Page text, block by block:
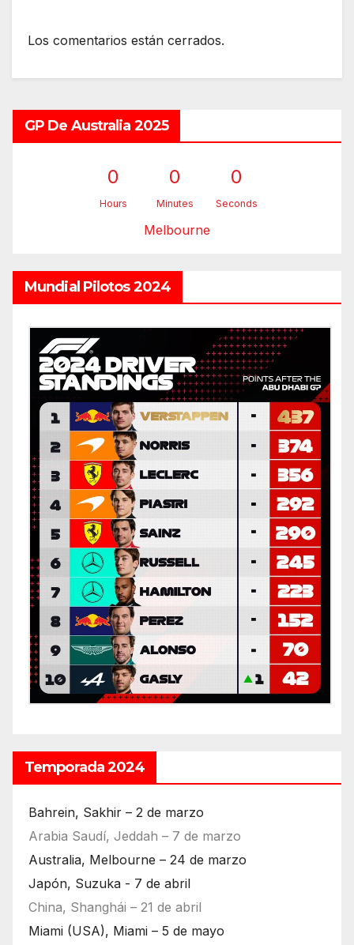
Los comentarios están cerrados.
GP De Australia 2025
0
Hours
0
Minutes
0
Seconds
Melbourne
Mundial Pilotos 2024
Temporada 2024
Bahrein, Sakhir – 2 de marzo
Arabia Saudí, Jeddah – 7 de marzo
Australia, Melbourne – 24 de marzo
Japón, Suzuka - 7 de abril
China, Shanghái – 21 de abril
Miami (USA), Miami – 5 de mayo